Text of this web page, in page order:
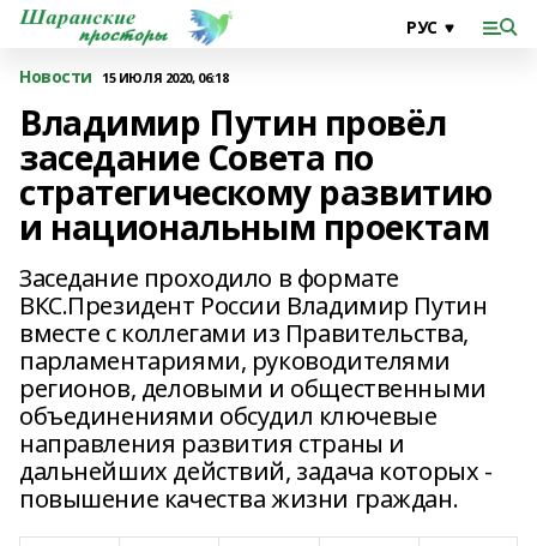
Новости 15 ИЮЛЯ 2020, 06:18
Владимир Путин провёл
заседание Совета по
стратегическому развитию
и национальным проектам
Заседание проходило в формате
ВКС.Президент России Владимир Путин
вместе с коллегами из Правительства,
парламентариями, руководителями
регионов, деловыми и общественными
объединениями обсудил ключевые
направления развития страны и
дальнейших действий, задача которых -
повышение качества жизни граждан.